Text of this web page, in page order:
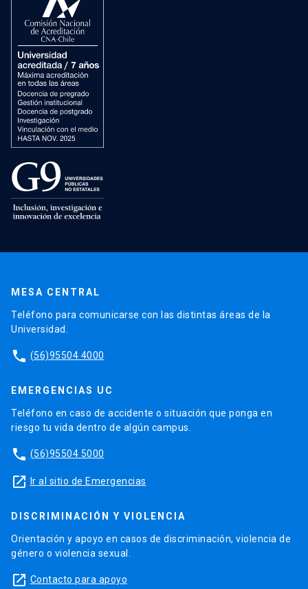
MESA CENTRAL
Teléfono para comunicarse con las distintas áreas de la
Universidad.
phone (56)95504 4000
EMERGENCIAS UC
Teléfono en caso de accidente o situación que ponga en
riesgo tu vida dentro de algún campus.
phone (56)95504 5000
launch Ir al sitio de Emergencias
DISCRIMINACIÓN Y VIOLENCIA
Orientación y apoyo en casos de discriminación, violencia de
género o violencia sexual.
launch Contacto para apoyo